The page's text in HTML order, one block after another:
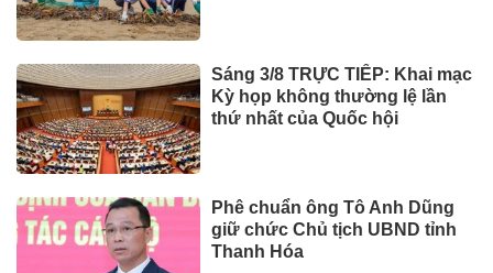
Sáng 3/8 TRỰC TIẾP: Khai mạc
Kỳ họp không thường lệ lần
thứ nhất của Quốc hội
Phê chuẩn ông Tô Anh Dũng
giữ chức Chủ tịch UBND tỉnh
Thanh Hóa